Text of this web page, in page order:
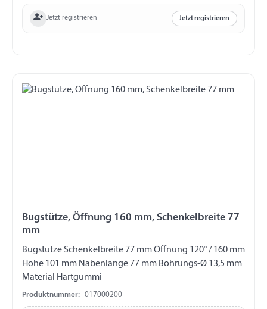
Jetzt registrieren Jetzt registrieren
Bugstütze, Öffnung 160 mm, Schenkelbreite 77
mm
Bugstütze Schenkelbreite 77 mm Öffnung 120° / 160 mm
Höhe 101 mm Nabenlänge 77 mm Bohrungs-Ø 13,5 mm
Material Hartgummi
Produktnummer: 017000200